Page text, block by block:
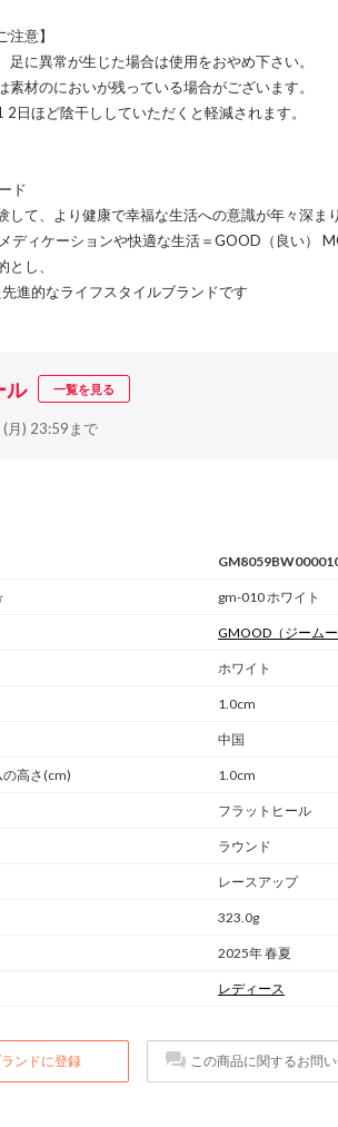
注意】
足に異常が生じた場合は使用をおやめ下さい。
素材のにおいが残っている場合がございます。
日ほど陰干ししていただくと軽減されます。
ド
して、より健康で幸福な生活への意識が年々深ま
ディケーションや快適な生活＝GOOD（良い）
とし、
進的なライフスタイルブランドです
ル 一覧を見る
月) 23:59まで
gm-010 ホワイト
GMOOD （ジームー
ホワイト
1.0cm
中国
高さ(cm) 1.0cm
フラットヒール
ラウンド
レースアップ
323.0g
2025年 春夏
レディース
ンドに登録 この商品に関するお問